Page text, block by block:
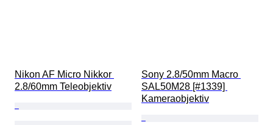
Nikon AF Micro Nikkor
2.8/60mm Teleobjektiv
Sony 2.8/50mm Macro
SAL50M28 [#1339]
Kameraobjektiv